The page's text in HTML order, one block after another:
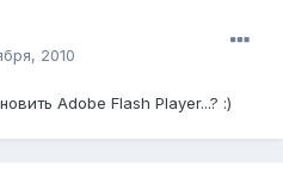
2010
Adobe Flash Player...? :)